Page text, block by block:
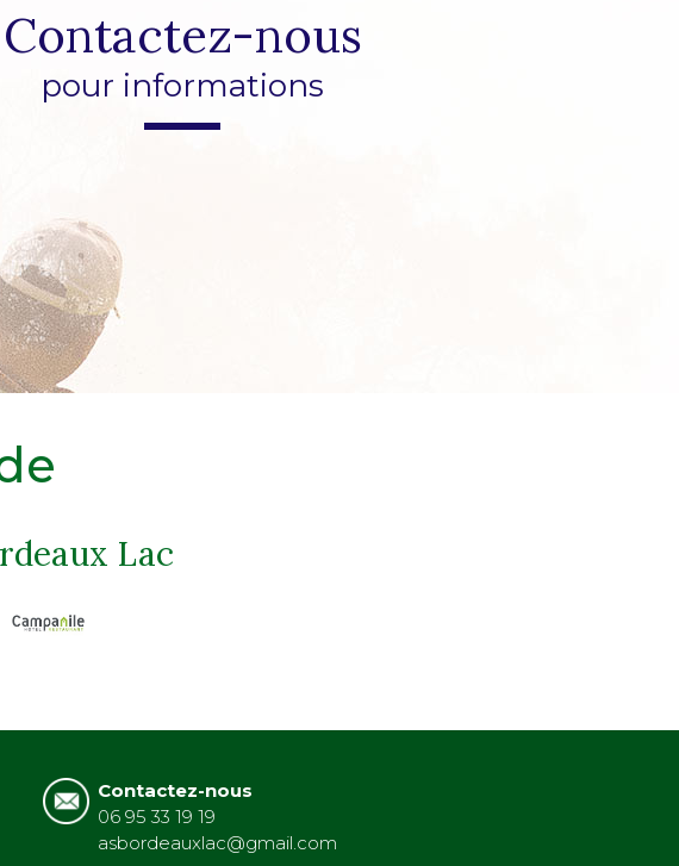
Contactez-nous
pour informations
Lac
Contactez-nous
06 95 33 19 19
asbordeauxlac@gmail.com